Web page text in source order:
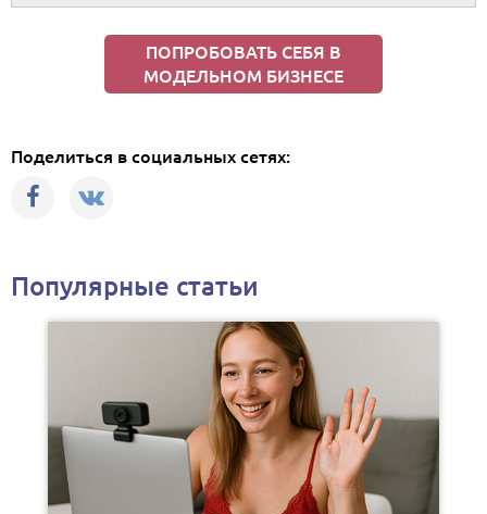
ПОПРОБОВАТЬ СЕБЯ В
МОДЕЛЬНОМ БИЗНЕСЕ
Поделиться в социальных сетях:
Популярные статьи